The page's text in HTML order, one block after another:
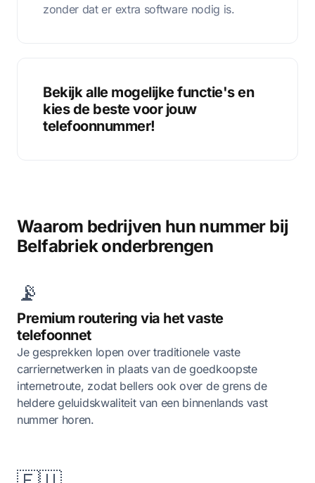
zonder dat er extra software nodig is.
Bekijk alle mogelijke functie's en
kies de beste voor jouw
telefoonnummer!
Waarom bedrijven hun nummer bij
Belfabriek onderbrengen
📡
Premium routering via het vaste
telefoonnet
Je gesprekken lopen over traditionele vaste
carriernetwerken in plaats van de goedkoopste
internetroute, zodat bellers ook over de grens de
heldere geluidskwaliteit van een binnenlands vast
nummer horen.